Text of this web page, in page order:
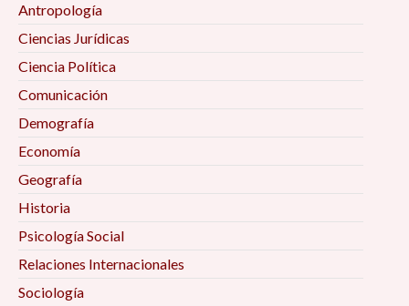
Antropología
Ciencias Jurídicas
Ciencia Política
Comunicación
Demografía
Economía
Geografía
Historia
Psicología Social
Relaciones Internacionales
Sociología